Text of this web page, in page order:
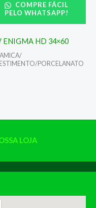
COMPRE FÁCIL
PELO WHATSAPP!
ENIGMA HD 34×60
PORCELANATO
LOJA